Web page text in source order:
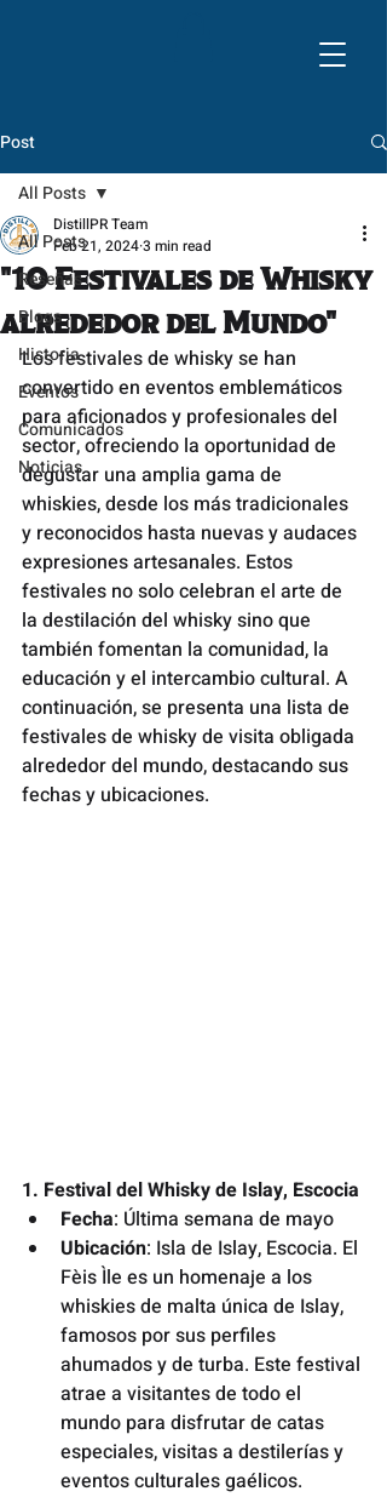
Post
All Posts
Reseñas
Blogs
Historia
Eventos
Comunicados
Noticias
All Posts
"10 Festivales de Whisky
alrededor del Mundo"
DistillPR Team
Feb 21, 20243 min read
Los festivales de whisky se han
convertido en eventos emblemáticos
para aficionados y profesionales del
sector, ofreciendo la oportunidad de
degustar una amplia gama de
whiskies, desde los más tradicionales
y reconocidos hasta nuevas y audaces
expresiones artesanales. Estos
festivales no solo celebran el arte de
la destilación del whisky sino que
también fomentan la comunidad, la
educación y el intercambio cultural. A
continuación, se presenta una lista de
festivales de whisky de visita obligada
alrededor del mundo, destacando sus
fechas y ubicaciones.
1. Festival del Whisky de Islay, Escocia
Fecha: Última semana de mayo
Ubicación: Isla de Islay, Escocia. El
Fèis Ìle es un homenaje a los
whiskies de malta única de Islay,
famosos por sus perfiles
ahumados y de turba. Este festival
atrae a visitantes de todo el
mundo para disfrutar de catas
especiales, visitas a destilerías y
eventos culturales gaélicos.